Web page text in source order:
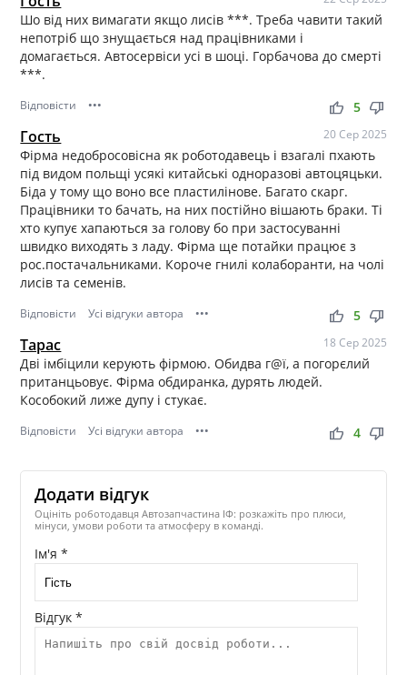
Шо від них вимагати якщо лисів ***. Треба чавити такий
непотріб що знущається над працівниками і
домагається. Автосервіси усі в шоці. Горбачова до смерті
***.
Відповісти ••• thumb_up thumb_down
5
Гость 20 Сер 2025
Фірма недобросовісна як роботодавець і взагалі пхають
під видом польщі усякі китайські одноразові автоцяцьки.
Біда у тому що воно все пластилінове. Багато скарг.
Працівники то бачать, на них постійно вішають браки. Ті
хто купує хапаються за голову бо при застосуванні
швидко виходять з ладу. Фірма ще потайки працює з
рос.постачальниками. Короче гнилі колаборанти, на чолі
лисів та семенів.
Відповісти Усі відгуки автора ••• thumb_up thumb_down
5
Тарас 18 Сер 2025
Дві імбіцили керують фірмою. Обидва г@ї, а погорєлий
пританцьовує. Фірма обдиранка, дурять людей.
Кособокий лиже дупу і стукає.
Відповісти Усі відгуки автора ••• thumb_up thumb_down
4
Додати відгук
Оцініть роботодавця Автозапчастина ІФ: розкажіть про плюси,
мінуси, умови роботи та атмосферу в команді.
Ім'я *
Відгук *